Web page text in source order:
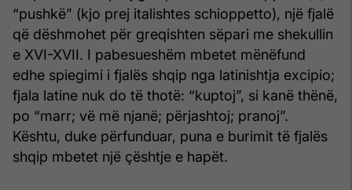
“pushkë” (kjo prej italishtes schioppetto), një fjalë
që dëshmohet për greqishten sëpari me shekullin
e XVI-XVII. I pabesueshëm mbetet mënëfund
edhe spiegimi i fjalës shqip nga latinishtja excipio;
fjala latine nuk do të thotë: “kuptoj”, si kanë thënë,
po “marr; vë më njanë; përjashtoj; pranoj”.
Kështu, duke përfunduar, puna e burimit të fjalës
shqip mbetet një çështje e hapët.